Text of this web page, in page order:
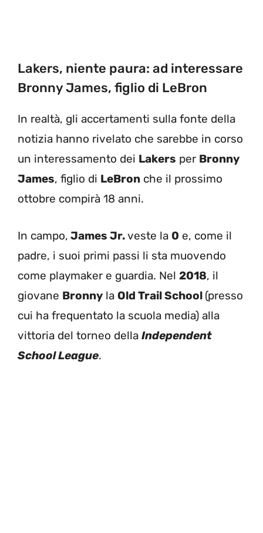
Lakers, niente paura: ad interessare
Bronny James, figlio di LeBron
In realtà, gli accertamenti sulla fonte della
notizia hanno rivelato che sarebbe in corso
un interessamento dei Lakers per Bronny
James, figlio di LeBron che il prossimo
ottobre compirà 18 anni.
In campo, James Jr.veste la 0 e, come il
padre, i suoi primi passi li sta muovendo
come playmaker e guardia. Nel 2018, il
giovane Bronny la Old Trail School (presso
cui ha frequentato la scuola media) alla
vittoria del torneo della Independent
School League.